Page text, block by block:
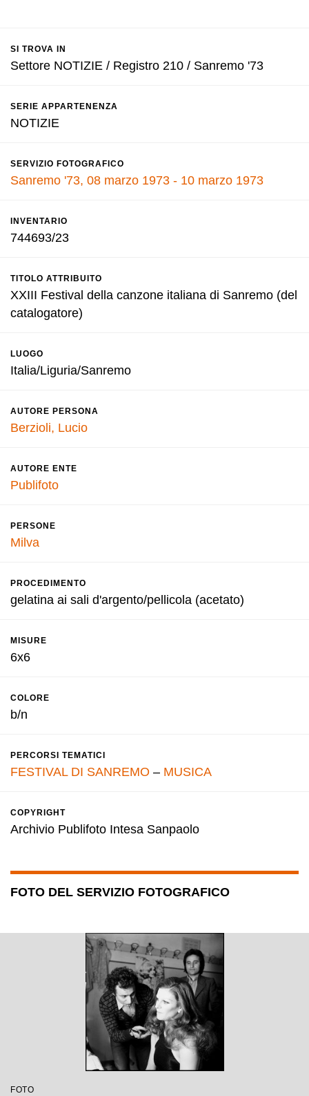
SI TROVA IN
Settore NOTIZIE / Registro 210 / Sanremo '73
SERIE APPARTENENZA
NOTIZIE
SERVIZIO FOTOGRAFICO
Sanremo '73, 08 marzo 1973 - 10 marzo 1973
INVENTARIO
744693/23
TITOLO ATTRIBUITO
XXIII Festival della canzone italiana di Sanremo (del
catalogatore)
LUOGO
Italia/Liguria/Sanremo
AUTORE PERSONA
Berzioli, Lucio
AUTORE ENTE
Publifoto
PERSONE
Milva
PROCEDIMENTO
gelatina ai sali d'argento/pellicola (acetato)
MISURE
6x6
COLORE
b/n
PERCORSI TEMATICI
FESTIVAL DI SANREMO – MUSICA
COPYRIGHT
Archivio Publifoto Intesa Sanpaolo
FOTO DEL SERVIZIO FOTOGRAFICO
FOTO